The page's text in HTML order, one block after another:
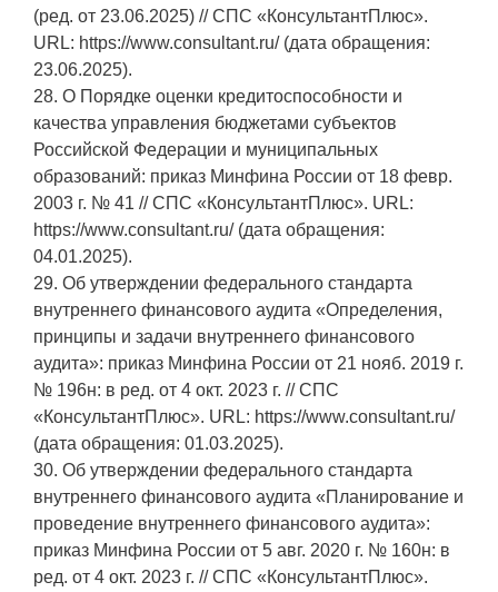
(ред. от 23.06.2025) // СПС «КонсультантПлюс».
URL: https://www.consultant.ru/ (дата обращения:
23.06.2025).
28. О Порядке оценки кредитоспособности и
качества управления бюджетами субъектов
Российской Федерации и муниципальных
образований: приказ Минфина России от 18 февр.
2003 г. № 41 // СПС «КонсультантПлюс». URL:
https://www.consultant.ru/ (дата обращения:
04.01.2025).
29. Об утверждении федерального стандарта
внутреннего финансового аудита «Определения,
принципы и задачи внутреннего финансового
аудита»: приказ Минфина России от 21 нояб. 2019 г.
№ 196н: в ред. от 4 окт. 2023 г. // СПС
«КонсультантПлюс». URL: https://www.consultant.ru/
(дата обращения: 01.03.2025).
30. Об утверждении федерального стандарта
внутреннего финансового аудита «Планирование и
проведение внутреннего финансового аудита»:
приказ Минфина России от 5 авг. 2020 г. № 160н: в
ред. от 4 окт. 2023 г. // СПС «КонсультантПлюс».